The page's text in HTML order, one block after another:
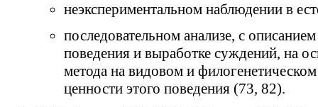
неэкспериментальном наблюдении в
последовательном анализе, с
поведения и выработке суждений, на
метода на видовом и
ценности этого поведения (73, 82).